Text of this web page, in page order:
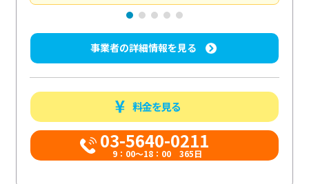
事業者の詳細情報を見る
料金を見る
03-5640-0211
9：00～18：00 365日